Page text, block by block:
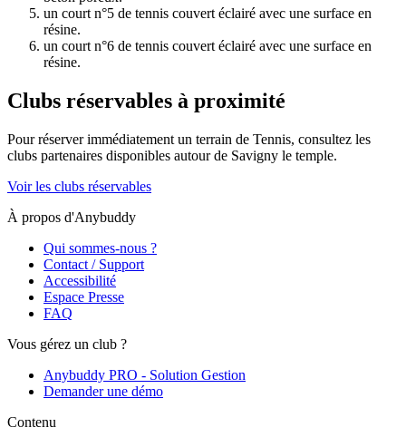
un court n°5 de tennis couvert éclairé avec une surface en
résine.
un court n°6 de tennis couvert éclairé avec une surface en
résine.
Clubs réservables à proximité
Pour réserver immédiatement un terrain de Tennis, consultez les
clubs partenaires disponibles autour de Savigny le temple.
Voir les clubs réservables
À propos d'Anybuddy
Qui sommes-nous ?
Contact / Support
Accessibilité
Espace Presse
FAQ
Vous gérez un club ?
Anybuddy PRO - Solution Gestion
Demander une démo
Contenu